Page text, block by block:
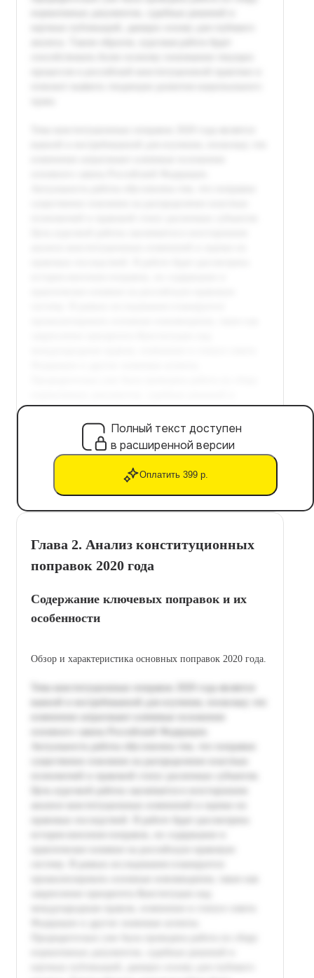
Полный текст доступен
в расширенной версии
Оплатить 399 р.
Глава 2. Анализ конституционных
поправок 2020 года
Содержание ключевых поправок и их
особенности
Обзор и характеристика основных поправок 2020 года.